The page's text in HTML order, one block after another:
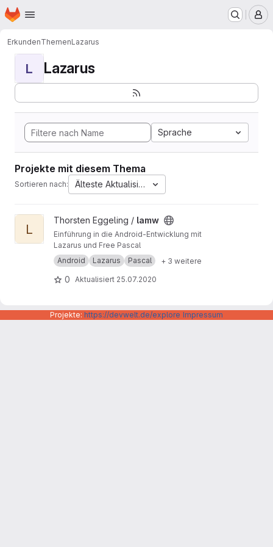
Zum Hauptinhalt springen
Startseite
ErkundenThemenLazarus
L Lazarus
Sprache
Projekte mit diesem Thema
Sortieren nach: Älteste Aktualisierung
Projekt lamw ansehen
L
Thorsten Eggeling / lamw
Einführung in die Android-Entwicklung mit
Lazarus und Free Pascal
Android
Lazarus Pascal + 3 weitere
0 Aktualisiert 25.07.2020
Projekte: https://devwelt.de/explore Impressum